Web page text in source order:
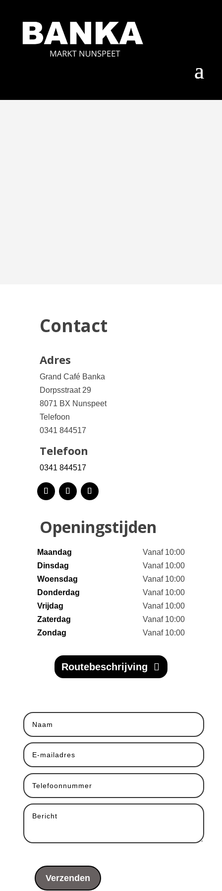
Contact
Adres
Grand Café Banka
Dorpsstraat 29
8071 BX Nunspeet
Telefoon
0341 844517
Telefoon
0341 844517
Openingstijden
Maandag
Vanaf 10:00
Dinsdag
Vanaf 10:00
Woensdag
Vanaf 10:00
Donderdag
Vanaf 10:00
Vrijdag
Vanaf 10:00
Zaterdag
Vanaf 10:00
Zondag
Vanaf 10:00
Routebeschrijving
Verzenden